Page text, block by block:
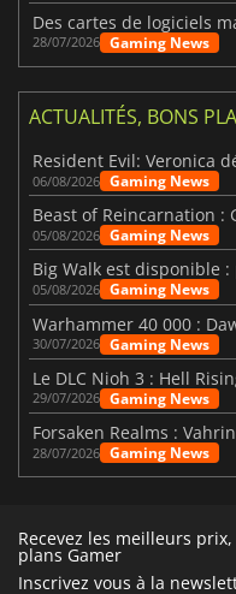
28/07/2026 Gaming News
ACTUALITÉS, BONS
06/08/2026 Gaming News
05/08/2026 Gaming News
05/08/2026 Gaming News
30/07/2026 Gaming News
29/07/2026 Gaming News
28/07/2026 Gaming News
Recevez les meilleurs
plans Gamer
Inscrivez vous à la